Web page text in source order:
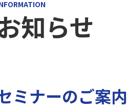
クトスマートメンテナンス
知らせ
ミナーのご案内